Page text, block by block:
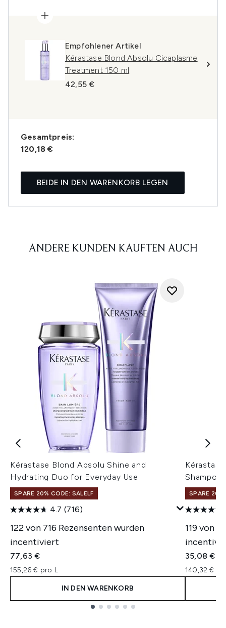
Empfohlener Artikel
Kérastase Blond Absolu Cicaplasme
Treatment 150 ml
42,55 €
Gesamtpreis:
120,18 €
BEIDE IN DEN WARENKORB LEGEN
ANDERE KUNDEN KAUFTEN AUCH
Kérastase Blond Absolu Shine and
Hydrating Duo for Everyday Use
SPARE 20% CODE: SALELF
4.7 (716)
122 von 716 Rezensenten wurden
incentiviert
77,63 €
155,26 € pro L
IN DEN WARENKORB
Shampoo
SPARE 20%
119 von
35,08 €
140,32 €